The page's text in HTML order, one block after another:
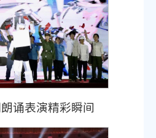
诵表演精彩瞬间